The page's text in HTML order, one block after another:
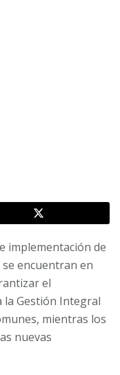
implementación de
encuentran en
el
la Gestión Integral
mientras los
nuevas